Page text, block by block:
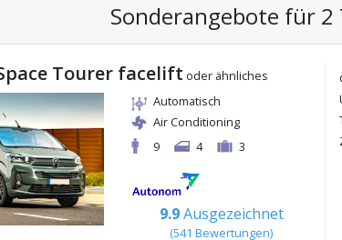
Sonderangebote für 2
Tourer facelift oder ähnliches
Automatisch
Air Conditioning
9
4 3
9.9 Ausgezeichnet
(541 Bewertungen)